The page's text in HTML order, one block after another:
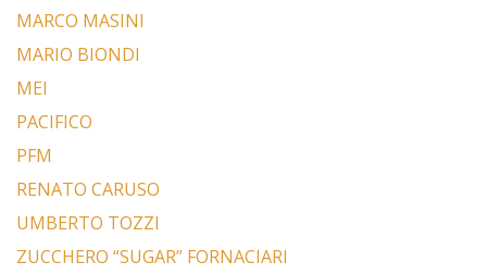
MARCO MASINI
MARIO BIONDI
MEI
PACIFICO
PFM
RENATO CARUSO
UMBERTO TOZZI
ZUCCHERO “SUGAR” FORNACIARI